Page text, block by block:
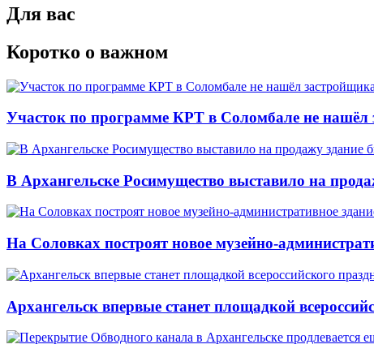
Для вас
Коротко о важном
Участок по программе КРТ в Соломбале не нашёл
В Архангельске Росимущество выставило на
На Соловках построят новое музейно-
Архангельск впервые станет площадкой